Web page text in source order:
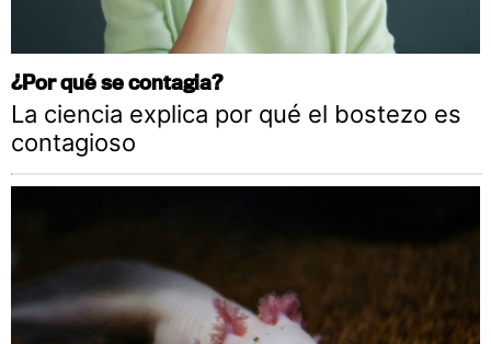
¿Por qué se contagia?
La ciencia explica por qué el bostezo es
contagioso